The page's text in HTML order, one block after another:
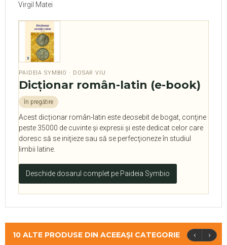
Virgil Matei
PAIDEIA SYMBIO · DOSAR VIU
Dicţionar român-latin (e-book)
în pregătire
Acest dicționar român-latin este deosebit de bogat, conţine
peste 35000 de cuvinte şi expresii și este dedicat celor care
doresc să se iniţieze sau să se perfecţioneze în studiul
limbii latine.
Deschide dosarul complet pe Paideia Symbio
10 ALTE PRODUSE DIN ACEEAȘI CATEGORIE ‹ ›